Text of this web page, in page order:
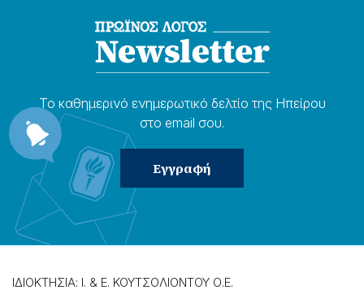
Το καθημερɩνό ενημερωτɩκό δελτίο της Ηπείρου
στο email σου.
ΙΔΙΟΚΤΗΣΙΑ: Ι. & Ε. ΚΟΥΤΣΟΛΙΟΝΤΟΥ Ο.Ε.